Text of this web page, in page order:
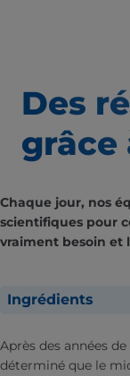
Des
grâce
Chaque jour, nos
scientifiques pour
vraiment besoin et
Ingrédients
Après des années
déterminé que le